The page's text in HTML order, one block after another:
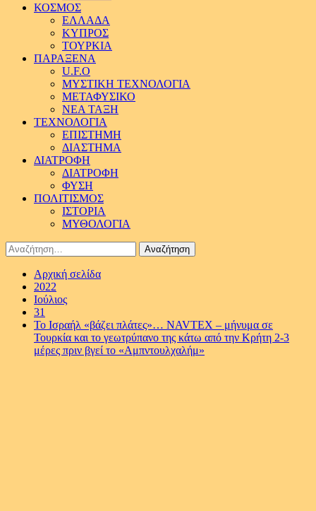
ΚΟΣΜΟΣ
ΕΛΛΑΔΑ
ΚΥΠΡΟΣ
ΤΟΥΡΚΙΑ
ΠΑΡΑΞΕΝΑ
U.F.O
ΜΥΣΤΙΚΗ ΤΕΧΝΟΛΟΓΙΑ
ΜΕΤΑΦΥΣΙΚΟ
ΝΕΑ ΤΑΞΗ
ΤΕΧΝΟΛΟΓΙΑ
ΕΠΙΣΤΗΜΗ
ΔΙΑΣΤΗΜΑ
ΔΙΑΤΡΟΦΗ
ΔΙΑΤΡΟΦΗ
ΦΥΣΗ
ΠΟΛΙΤΙΣΜΟΣ
ΙΣΤΟΡΙΑ
ΜΥΘΟΛΟΓΙΑ
Αναζήτηση
για:
Αρχική σελίδα
2022
Ιούλιος
31
Το Ισραήλ «βάζει πλάτες»… NAVTEX – μήνυμα σε
Τουρκία και το γεωτρύπανο της κάτω από την Κρήτη 2-3
μέρες πριν βγεί το «Αμπντουλχαλήμ»